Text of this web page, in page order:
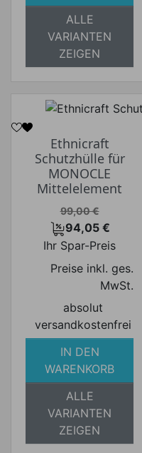
ALLE
VARIANTEN
ZEIGEN
Ethnicraft
Schutzhülle für
MONOCLE
Mittelelement
Verkaufspreis
99,00 €
Preis
94,05 €
Ihr Spar-Preis
Preise inkl. ges.
MwSt.
absolut
versandkostenfrei
IN DEN
WARENKORB
ALLE
VARIANTEN
ZEIGEN